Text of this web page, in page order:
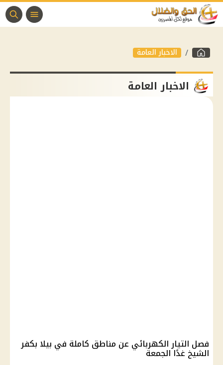
الاخبار العامة
الاخبار العامة
فصل التيار الكهربائي عن مناطق كاملة في بيلا بكفر
الشيخ غدًا الجمعة